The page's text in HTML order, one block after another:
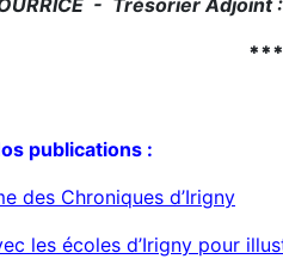
- Trésorier Adjoint
:
des Chroniques d’Irigny
les écoles d’Irigny pour